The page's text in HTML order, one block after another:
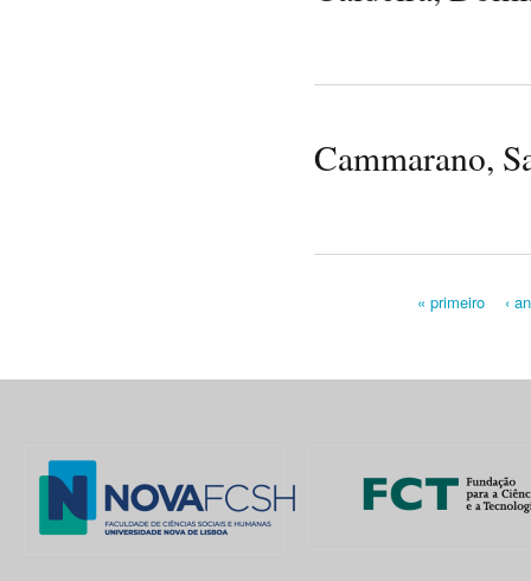
Cammarano,
« primeiro ‹